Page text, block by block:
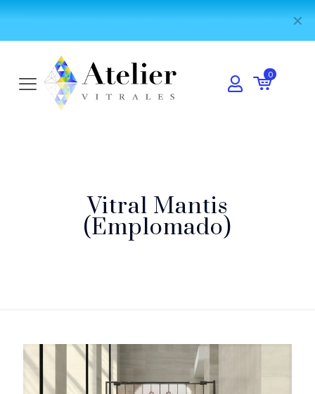
✕
0
Vitral Mantis
(Emplomado)